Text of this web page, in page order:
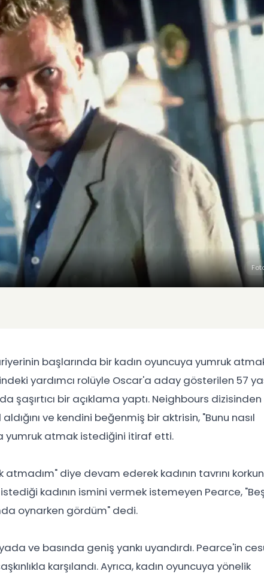
başlarında bir kadın oyuncuya yumruk
yardımcı rolüyle Oscar'a aday gösterilen 57
şaşırtıcı bir açıklama yaptı. Neighbours dizisinden
ve kendini beğenmiş bir aktrisin, "Bunu nasıl
yumruk atmak istediğini itiraf etti.
diye devam ederek kadının tavrını
kadının ismini vermek istemeyen Pearce,
oynarken gördüm" dedi.
ve basında geniş yankı uyandırdı. Pearce'in
karşılandı. Ayrıca, kadın oyuncuya yönelik